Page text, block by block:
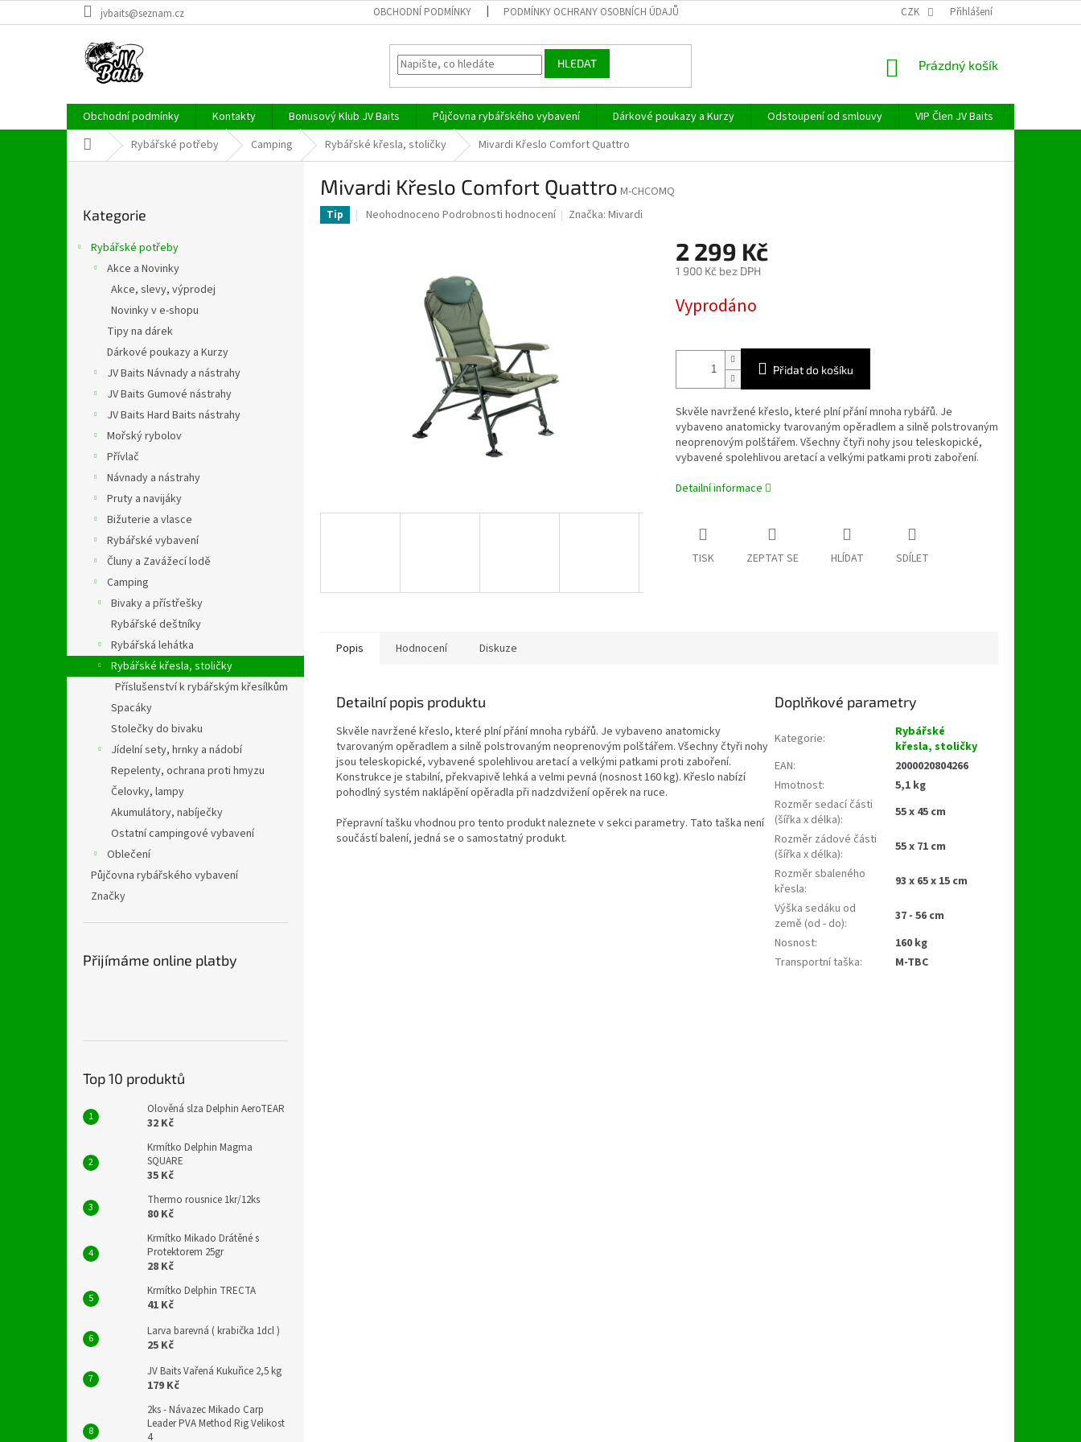
na
jvbaits@seznam.cz OBCHODNÍ PODMÍNKY PODMÍNKY OCHRANY OSOBNÍCH ÚDAJŮ CZK Přihlášení
HLEDAT
NÁKUPNÍ
Prázdný košík
Obchodní podmínky Kontakty Bonusový Klub JV Baits Půjčovna rybářského vybavení Dárkové poukazy a Kurzy Odstoupení od smlouvy VIP Člen JV Baits
Domů Rybářské potřeby Camping Rybářské křesla, stoličky Mivardi Křeslo Comfort Quattro
kategorie
Kategorie
Rybářské potřeby
Akce a Novinky
Akce, slevy, výprodej
Novinky v e-shopu
Tipy na dárek
Dárkové poukazy a Kurzy
JV Baits Návnady a nástrahy
JV Baits Gumové nástrahy
JV Baits Hard Baits nástrahy
Mořský rybolov
Přívlač
Návnady a nástrahy
Pruty a navijáky
Bižuterie a vlasce
Rybářské vybavení
Čluny a Zavážecí lodě
Camping
Bivaky a přístřešky
Rybářské deštníky
Rybářská lehátka
Rybářské křesla, stoličky
Příslušenství k rybářským křesílkům
Spacáky
Stolečky do bivaku
Jídelní sety, hrnky a nádobí
Repelenty, ochrana proti hmyzu
Čelovky, lampy
Akumulátory, nabíječky
Ostatní campingové vybavení
Oblečení
Půjčovna rybářského vybavení
Značky
Přijímáme online platby
Top 10 produktů
Olověná slza Delphin AeroTEAR
32 Kč
Krmítko Delphin Magma
SQUARE
35 Kč
Thermo rousnice 1kr/12ks
80 Kč
Krmítko Mikado Drátěné s
Protektorem 25gr
28 Kč
Krmítko Delphin TRECTA
41 Kč
Larva barevná ( krabička 1dcl )
25 Kč
JV Baits Vařená Kukuřice 2,5 kg
179 Kč
2ks - Návazec Mikado Carp
Leader PVA Method Rig Velikost
4
Mivardi Křeslo Comfort Quattro M-CHCOMQ
Tip
Průměrné
Neohodnoceno Podrobnosti hodnocení Značka:Mivardi
2 299 Kč
1 900 Kč bez DPH
cena:
Vyprodáno
Přidat do košíku
Skvěle navržené křeslo, které plní přání mnoha rybářů. Je
vybaveno anatomicky tvarovaným opěradlem a silně polstrovaným
neoprenovým polštářem. Všechny čtyři nohy jsou teleskopické,
vybavené spolehlivou aretací a velkými patkami proti zaboření.
Detailní informace
TISK ZEPTAT SE HLÍDAT SDÍLET
Popis Hodnocení Diskuze
Detailní popis produktu
Skvěle navržené křeslo, které plní přání mnoha rybářů. Je vybaveno anatomicky
tvarovaným opěradlem a silně polstrovaným neoprenovým polštářem. Všechny čtyři nohy
jsou teleskopické, vybavené spolehlivou aretací a velkými patkami proti zaboření.
Konstrukce je stabilní, překvapivě lehká a velmi pevná (nosnost 160 kg). Křeslo nabízí
pohodlný systém naklápění opěradla při nadzdvižení opěrek na ruce.
Přepravní tašku vhodnou pro tento produkt naleznete v sekci parametry. Tato taška není
součástí balení, jedná se o samostatný produkt.
Doplňkové parametry
Kategorie:
Rybářské
křesla, stoličky
EAN:
2000020804266
Hmotnost:
5,1 kg
Rozměr sedací části
(šířka x délka):
55 x 45 cm
Rozměr zádové části
(šířka x délka):
55 x 71 cm
Rozměr sbaleného
křesla:
93 x 65 x 15 cm
Výška sedáku od
země (od - do):
37 - 56 cm
Nosnost:
160 kg
Transportní taška: M-TBC